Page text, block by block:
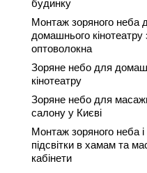
будинку
Монтаж зоряного неба
домашнього кінотеатру
оптоволокна
Зоряне небо для
кінотеатру
Зоряне небо для
салону у Києві
Монтаж зоряного неба і
підсвітки в хамам та
кабінети